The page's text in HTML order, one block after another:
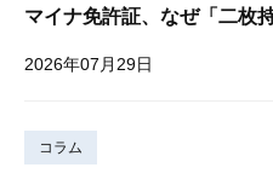
マイナ免許証、なぜ「二枚
2026年07月29日
コラム